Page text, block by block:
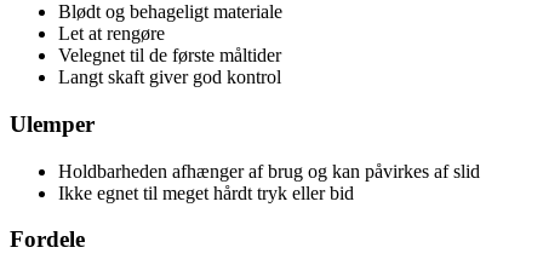
Blødt og behageligt materiale
Let at rengøre
Velegnet til de første måltider
Langt skaft giver god kontrol
Ulemper
Holdbarheden afhænger af brug og kan påvirkes af slid
Ikke egnet til meget hårdt tryk eller bid
Fordele